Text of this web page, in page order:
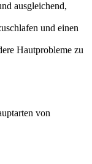
ausgleichend,
und einen
Hautprobleme zu
von